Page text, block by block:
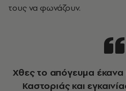
τους να φωνάζουν.
Χθες το απόγευμα έκανα περιοδεία στο Νομό
Καστοριάς και